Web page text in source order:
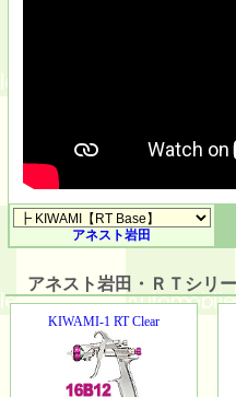
アネスト岩田
アネスト岩田・ＲＴシリー
KIWAMI-1 RT Clear